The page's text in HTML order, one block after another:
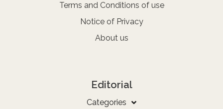
Terms and Conditions of use
Notice of Privacy
About us
Editorial
Categories